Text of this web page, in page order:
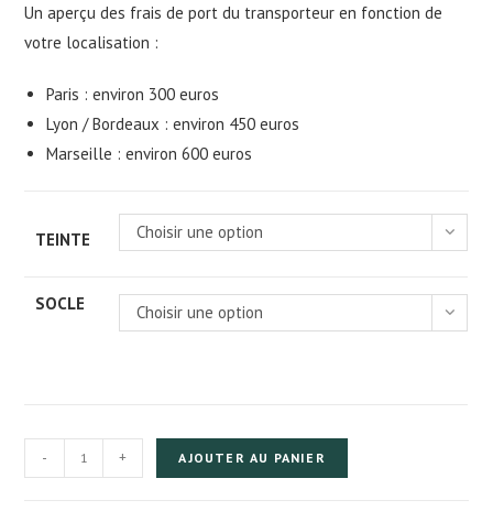
Un aperçu des frais de port du transporteur en fonction de
votre localisation :
Paris : environ 300 euros
Lyon / Bordeaux : environ 450 euros
Marseille : environ 600 euros
TEINTE Choisir une option
SOCLE Choisir une option
de
- + AJOUTER AU PANIER